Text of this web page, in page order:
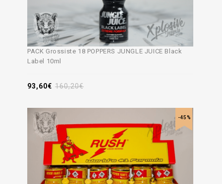
PACK Grossiste 18 POPPERS JUNGLE JUICE Black
Label 10ml
160,20€
93,60€
-45%